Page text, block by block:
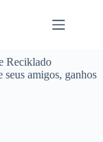
Reciklado
amigos, ganhos